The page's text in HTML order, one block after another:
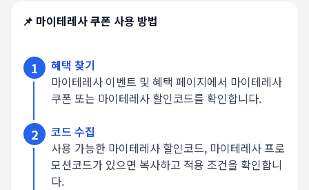
📌 마이테레사쿠폰 사용 방법
1
혜택 찾기
마이테레사 이벤트 및 혜택 페이지에서 마이테레사
쿠폰 또는 마이테레사 할인코드를 확인합니다.
2
코드 수집
사용 가능한 마이테레사 할인코드, 마이테레사 프로
모션코드가 있으면 복사하고 적용 조건을 확인합니
다.